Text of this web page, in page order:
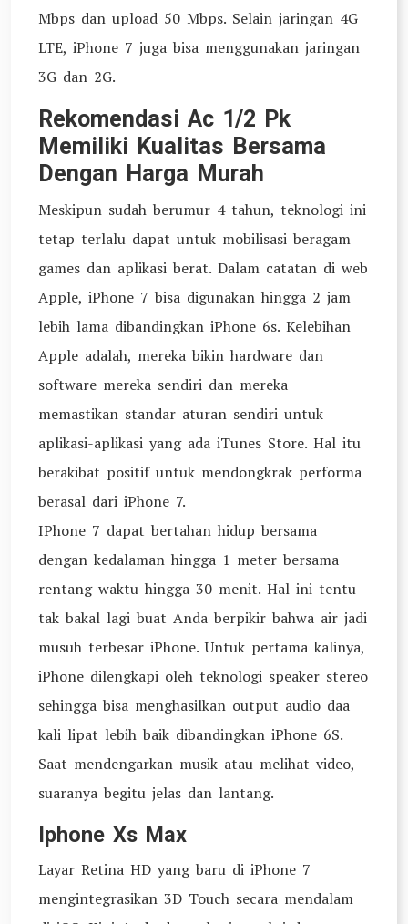
Mbps dan upload 50 Mbps. Selain jaringan 4G
LTE, iPhone 7 juga bisa menggunakan jaringan
3G dan 2G.
Rekomendasi Ac 1/2 Pk
Memiliki Kualitas Bersama
Dengan Harga Murah
Meskipun sudah berumur 4 tahun, teknologi ini
tetap terlalu dapat untuk mobilisasi beragam
games dan aplikasi berat. Dalam catatan di web
Apple, iPhone 7 bisa digunakan hingga 2 jam
lebih lama dibandingkan iPhone 6s. Kelebihan
Apple adalah, mereka bikin hardware dan
software mereka sendiri dan mereka
memastikan standar aturan sendiri untuk
aplikasi-aplikasi yang ada iTunes Store. Hal itu
berakibat positif untuk mendongkrak performa
berasal dari iPhone 7.
IPhone 7 dapat bertahan hidup bersama
dengan kedalaman hingga 1 meter bersama
rentang waktu hingga 30 menit. Hal ini tentu
tak bakal lagi buat Anda berpikir bahwa air jadi
musuh terbesar iPhone. Untuk pertama kalinya,
iPhone dilengkapi oleh teknologi speaker stereo
sehingga bisa menghasilkan output audio daa
kali lipat lebih baik dibandingkan iPhone 6S.
Saat mendengarkan musik atau melihat video,
suaranya begitu jelas dan lantang.
Iphone Xs Max
Layar Retina HD yang baru di iPhone 7
mengintegrasikan 3D Touch secara mendalam